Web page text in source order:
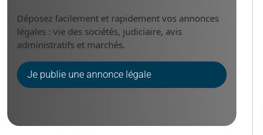
Déposez facilement et rapidement vos annonces
légales : vie des sociétés, judiciaire, avis
administratifs et marchés.
Je publie une annonce légale